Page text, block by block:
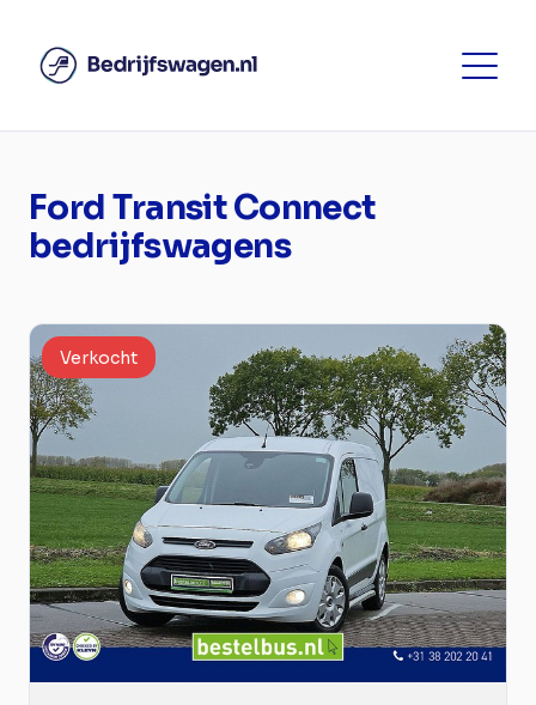
Ford Transit Connect
bedrijfswagens
Verkocht